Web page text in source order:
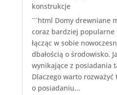
konstrukcje
```html Domy drewniane
coraz bardziej popularne
łącząc w sobie
dbałością o środowisko.
wynikające z posiadania
Dlaczego warto
o posiadaniu...